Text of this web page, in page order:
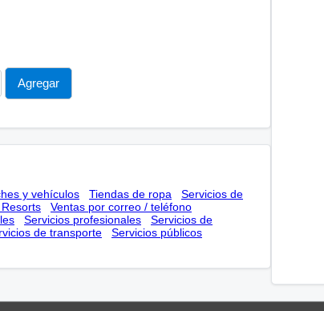
y vehículos Tiendas de ropa
Servicios de
Ventas por correo / teléfono
Servicios profesionales
Servicios de
de transporte
Servicios públicos